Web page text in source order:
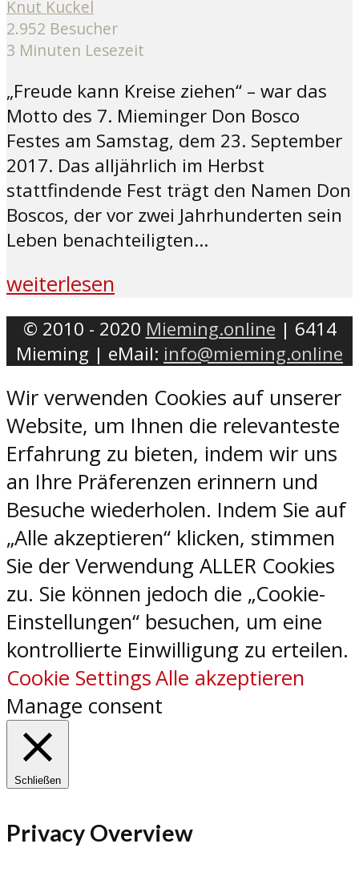
Knut Kuckel
2.952 Besucher
3 Minuten Lesezeit
„Freude kann Kreise ziehen“ – war das
Motto des 7. Mieminger Don Bosco
Festes am Samstag, dem 23. September
2017. Das alljährlich im Herbst
stattfindende Fest trägt den Namen Don
Boscos, der vor zwei Jahrhunderten sein
Leben benachteiligten...
weiterlesen
© 2010 - 2020 Mieming.online | 6414
Mieming | eMail: info@mieming.online
Wir verwenden Cookies auf unserer
Website, um Ihnen die relevanteste
Erfahrung zu bieten, indem wir uns
an Ihre Präferenzen erinnern und
Besuche wiederholen. Indem Sie auf
„Alle akzeptieren“ klicken, stimmen
Sie der Verwendung ALLER Cookies
zu. Sie können jedoch die „Cookie-
Einstellungen“ besuchen, um eine
kontrollierte Einwilligung zu erteilen.
Cookie SettingsAlle akzeptieren
Manage consent
Schließen
Privacy Overview